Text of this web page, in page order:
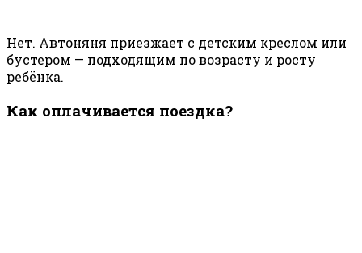
Нет. Автоняня приезжает с детским креслом или
бустером — подходящим по возрасту и росту
ребёнка.
Как оплачивается поездка?